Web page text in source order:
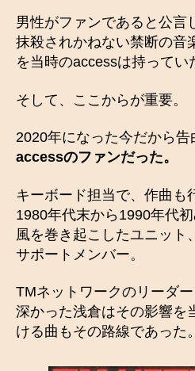
男性がファンであると公言
抹殺されかねない禁断の音
を当時のaccessは持ってい
そして、ここからが重要。
2020年になった今だから告
accessのファンだった。
キーボード担当で、作曲も
1980年代末から1990年代
風を巻き起こしたユニット
サポートメンバー。
TMネットワークのリーダ
深かった浅倉はその影響を
ける曲もその路線であった。